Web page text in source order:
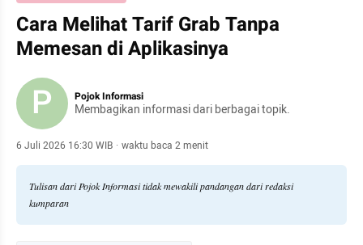
Cara Melihat Tarif Grab Tanpa
Memesan di Aplikasinya
P Pojok Informasi
Membagikan informasi dari berbagai topik.
6 Juli 2026 16:30 WIB · waktu baca 2 menit
Tulisan dari Pojok Informasi tidak mewakili pandangan dari redaksi
kumparan